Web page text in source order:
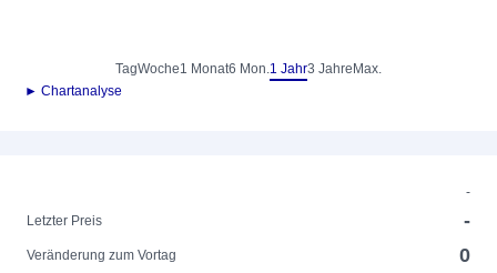
TagWoche1 Monat6 Mon.1 Jahr3 Jahre Max.
► Chartanalyse
-
Letzter Preis
-
Veränderung zum Vortag 0